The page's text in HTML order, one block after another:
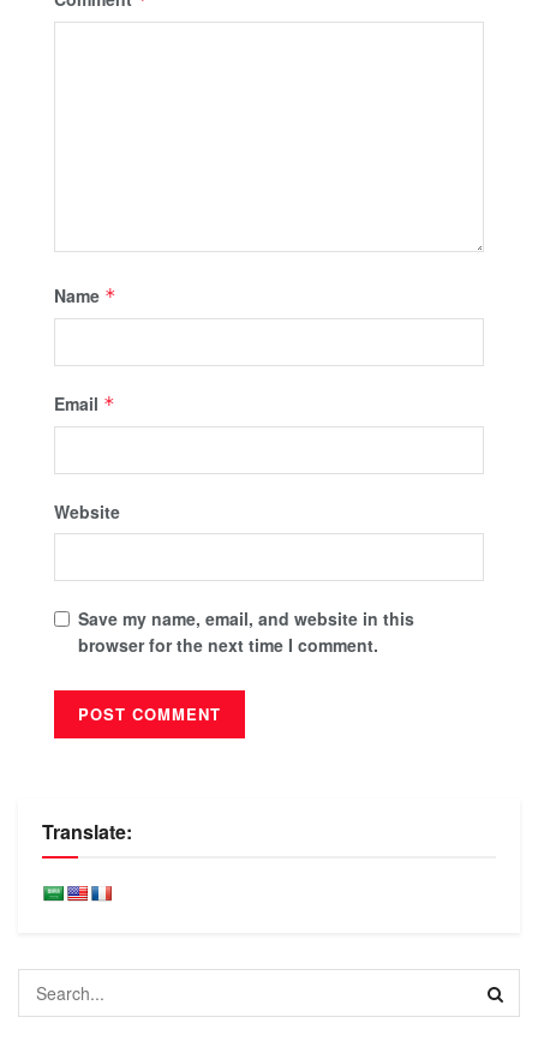
Name *
Email *
Website
Save my name, email, and website in this
browser for the next time I comment.
Translate: